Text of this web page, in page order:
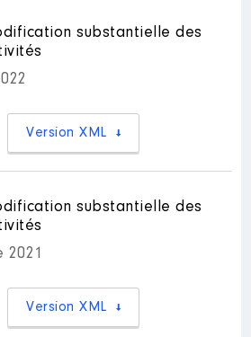
des autres activités
exercées : Suivi
Relation
substantielle des
Version XML
substantielle des
2021
Version XML